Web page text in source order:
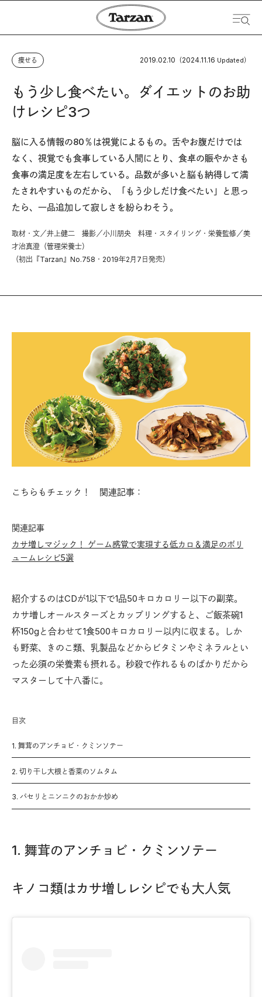
痩せる 2019.02.10 （2024.11.16 Updated）
もう少し食べたい。ダイエットのお助
けレシピ3つ
脳に入る情報の80％は視覚によるもの。舌やお腹だけでは
なく、視覚でも食事している人間にとり、食卓の賑やかさも
食事の満足度を左右している。品数が多いと脳も納得して満
たされやすいものだから、「もう少しだけ食べたい」と思っ
たら、一品追加して寂しさを紛らわそう。
取材・文／井上健二 撮影／小川朋央 料理・スタイリング・栄養監修／美
才治真澄（管理栄養士）
（初出『Tarzan』No.758・2019年2月7日発売）
こちらもチェック！ 関連記事：
関連記事
カサ増しマジック！ ゲーム感覚で実現する低カロ＆満足のボリ
ュームレシピ5選
紹介するのはCDが1以下で1品50キロカロリー以下の副菜。
カサ増しオールスターズとカップリングすると、ご飯茶碗1
杯150gと合わせて1食500キロカロリー以内に収まる。しか
も野菜、きのこ類、乳製品などからビタミンやミネラルとい
った必須の栄養素も摂れる。秒殺で作れるものばかりだから
マスターして十八番に。
目次
1. 舞茸のアンチョビ・クミンソテー
2. 切り干し大根と香菜のソムタム
3. パセリとニンニクのおかか炒め
1. 舞茸のアンチョビ・クミンソテー
キノコ類はカサ増しレシピでも大人気